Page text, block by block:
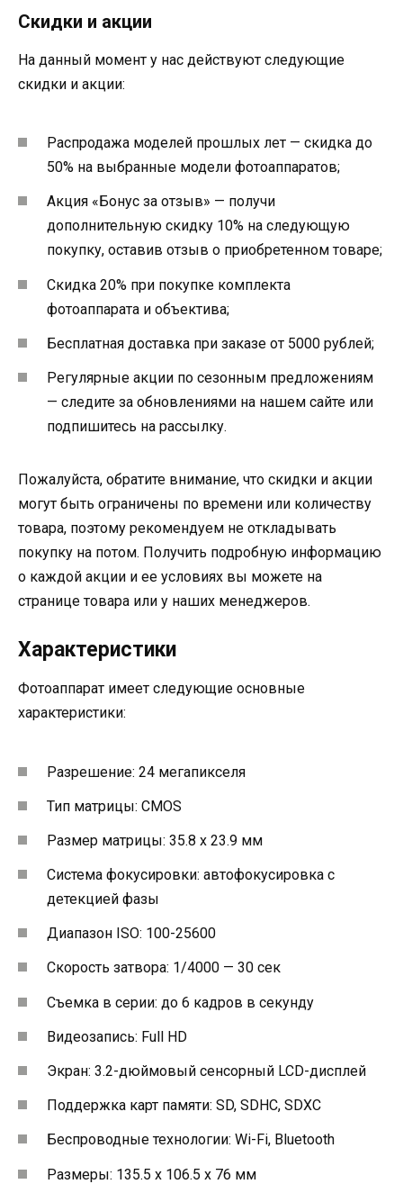
Скидки и акции
На данный момент у нас действуют следующие
скидки и акции:
Распродажа моделей прошлых лет — скидка до
50% на выбранные модели фотоаппаратов;
Акция «Бонус за отзыв» — получи
дополнительную скидку 10% на следующую
покупку, оставив отзыв о приобретенном товаре;
Скидка 20% при покупке комплекта
фотоаппарата и объектива;
Бесплатная доставка при заказе от 5000 рублей;
Регулярные акции по сезонным предложениям
— следите за обновлениями на нашем сайте или
подпишитесь на рассылку.
Пожалуйста, обратите внимание, что скидки и акции
могут быть ограничены по времени или количеству
товара, поэтому рекомендуем не откладывать
покупку на потом. Получить подробную информацию
о каждой акции и ее условиях вы можете на
странице товара или у наших менеджеров.
Характеристики
Фотоаппарат имеет следующие основные
характеристики:
Разрешение: 24 мегапикселя
Тип матрицы: CMOS
Размер матрицы: 35.8 x 23.9 мм
Система фокусировки: автофокусировка с
детекцией фазы
Диапазон ISO: 100-25600
Скорость затвора: 1/4000 — 30 сек
Съемка в серии: до 6 кадров в секунду
Видеозапись: Full HD
Экран: 3.2-дюймовый сенсорный LCD-дисплей
Поддержка карт памяти: SD, SDHC, SDXC
Беспроводные технологии: Wi-Fi, Bluetooth
Размеры: 135.5 x 106.5 x 76 мм